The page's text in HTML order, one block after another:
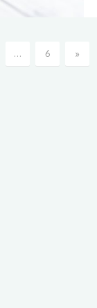
… 6 »